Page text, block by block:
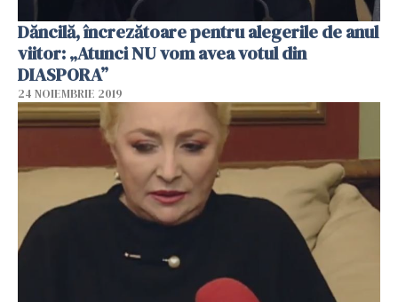
Dăncilă, încrezătoare pentru alegerile de anul
viitor: „Atunci NU vom avea votul din
DIASPORA”
24 NOIEMBRIE 2019